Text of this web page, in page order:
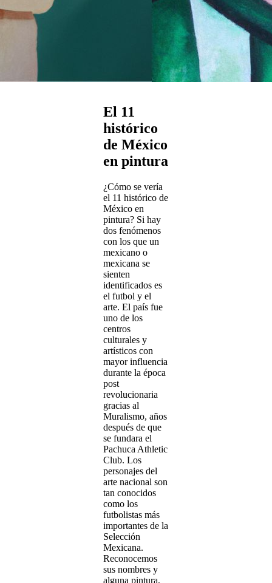
El 11
histórico
de México
en pintura
¿Cómo se vería
el 11 histórico de
México en
pintura? Si hay
dos fenómenos
con los que un
mexicano o
mexicana se
sienten
identificados es
el futbol y el
arte. El país fue
uno de los
centros
culturales y
artísticos con
mayor influencia
durante la época
post
revolucionaria
gracias al
Muralismo, años
después de que
se fundara el
Pachuca Athletic
Club. Los
personajes del
arte nacional son
tan conocidos
como los
futbolistas más
importantes de la
Selección
Mexicana.
Reconocemos
sus nombres y
alguna pintura,